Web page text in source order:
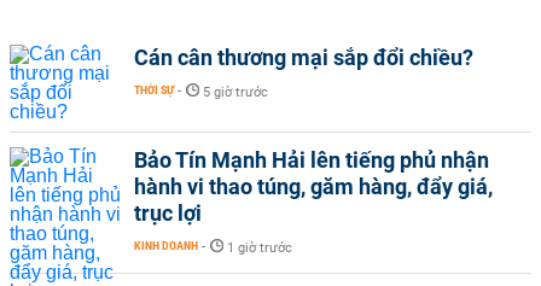
Cán cân thương mại sắp đổi chiều?
THỜI SỰ - 5 giờ trước
Bảo Tín Mạnh Hải lên tiếng phủ nhận
hành vi thao túng, găm hàng, đẩy giá,
trục lợi
KINH DOANH - 1 giờ trước